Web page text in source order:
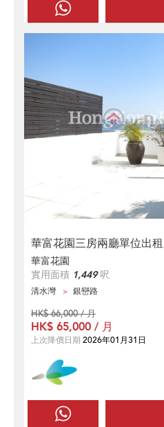
華富花園三房兩廳單位出租
華富花園
實用面積 1,449呎
清水灣 銀巒路
HK$ 66,000 / 月
HK$ 65,000 / 月
上次降價日期 2026年01月31日